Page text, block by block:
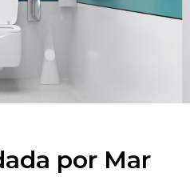
por Mar